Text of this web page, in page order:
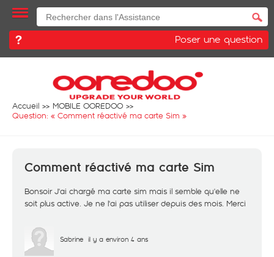
Poser une question
Accueil
MOBILE OOREDOO
Question: « Comment réactivé ma carte Sim »
Comment réactivé ma carte Sim
Bonsoir J'ai chargé ma carte sim mais il semble qu'elle ne
soit plus active. Je ne l'ai pas utiliser depuis des mois. Merci
Sabrine il y a environ 4 ans